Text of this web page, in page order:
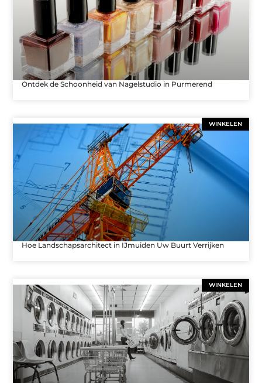
Ontdek de Schoonheid van Nagelstudio in Purmerend
WINKELEN
Hoe Landschapsarchitect in IJmuiden Uw Buurt Verrijken
WINKELEN